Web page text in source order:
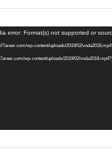
error: Format(s) not supported or